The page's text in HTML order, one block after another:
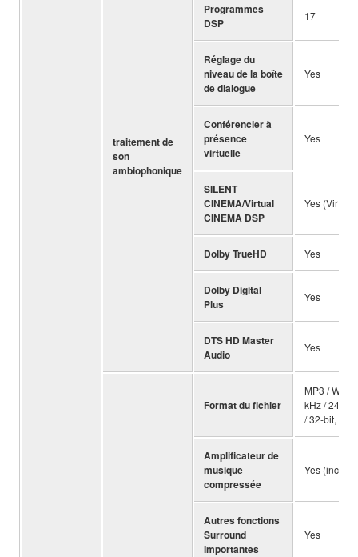
traitement de
son
ambiophonique
Programmes
DSP
17
Réglage du
niveau de la boîte
de dialogue
Yes
Conférencier à
présence
virtuelle
Yes
SILENT
CINEMA/Virtual
CINEMA DSP
Yes (Virtual
Dolby TrueHD Yes
Dolby Digital
Plus
Yes
DTS HD Master
Audio
Yes
Format du fichier
MP3 /
kHz / 24-
/ 32-bit,
Amplificateur de
musique
compressée
Yes (incl.
Autres fonctions
Surround
Importantes
Yes